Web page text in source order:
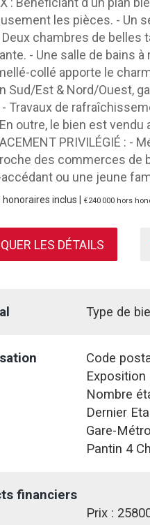
les pièces. - Un
chambres de belles
- Une salle de bains
collé apporte le
Sud/Est & Nord/Ouest,
Travaux de
outre, le bien est
PRIVILÉGIÉ : -
des commerces de
ou une jeune
honoraires inclus €240 000 hors
LES DÉTAILS
Type de
Code
Exposition
Nombre
Dernier
Gare-
Pantin 4
financiers
Prix :